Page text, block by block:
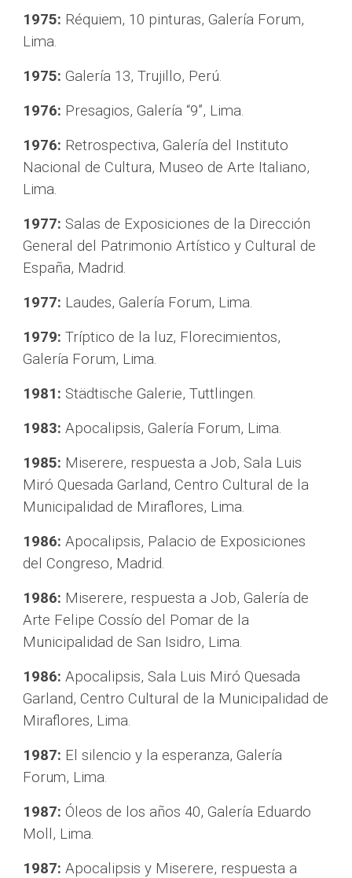
1975: Réquiem, 10 pinturas, Galería Forum,
Lima.
1975: Galería 13, Trujillo, Perú.
1976: Presagios, Galería “9”, Lima.
1976: Retrospectiva, Galería del Instituto
Nacional de Cultura, Museo de Arte Italiano,
Lima.
1977: Salas de Exposiciones de la Dirección
General del Patrimonio Artístico y Cultural de
España, Madrid.
1977: Laudes, Galería Forum, Lima.
1979: Tríptico de la luz, Florecimientos,
Galería Forum, Lima.
1981: Städtische Galerie, Tuttlingen.
1983: Apocalipsis, Galería Forum, Lima.
1985: Miserere, respuesta a Job, Sala Luis
Miró Quesada Garland, Centro Cultural de la
Municipalidad de Miraflores, Lima.
1986: Apocalipsis, Palacio de Exposiciones
del Congreso, Madrid.
1986: Miserere, respuesta a Job, Galería de
Arte Felipe Cossío del Pomar de la
Municipalidad de San Isidro, Lima.
1986: Apocalipsis, Sala Luis Miró Quesada
Garland, Centro Cultural de la Municipalidad de
Miraflores, Lima.
1987: El silencio y la esperanza, Galería
Forum, Lima.
1987: Óleos de los años 40, Galería Eduardo
Moll, Lima.
1987: Apocalipsis y Miserere, respuesta a